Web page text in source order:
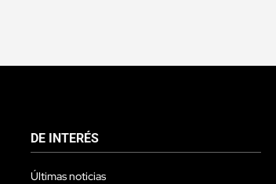
DE INTERÉS
Últimas noticias